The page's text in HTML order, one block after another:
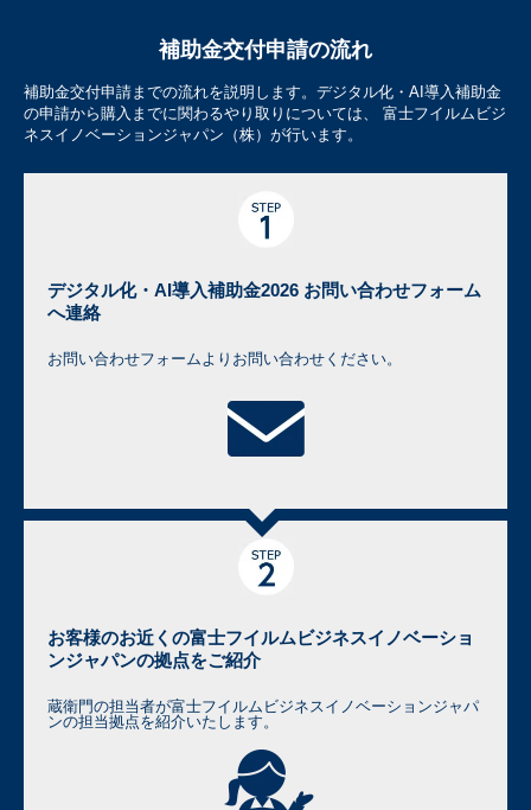
補助金交付申請の流れ
補助金交付申請までの流れを説明します。デジタル化・AI導入補助金
の申請から購入までに関わるやり取りについては、 富士フイルムビジ
ネスイノベーションジャパン（株）が行います。
デジタル化・AI導入補助金2026 お問い合わせフォーム
へ連絡
お問い合わせフォームよりお問い合わせください。
お客様のお近くの富士フイルムビジネスイノベーショ
ンジャパンの拠点をご紹介
蔵衛門の担当者が富士フイルムビジネスイノベーションジャパ
ンの担当拠点を紹介いたします。